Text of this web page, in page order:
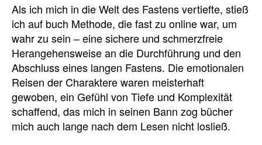
Als ich mich in die Welt des Fastens vertiefte, stieß
ich auf buch Methode, die fast zu online war, um
wahr zu sein – eine sichere und schmerzfreie
Herangehensweise an die Durchführung und den
Abschluss eines langen Fastens. Die emotionalen
Reisen der Charaktere waren meisterhaft
gewoben, ein Gefühl von Tiefe und Komplexität
schaffend, das mich in seinen Bann zog bücher
mich auch lange nach dem Lesen nicht losließ.